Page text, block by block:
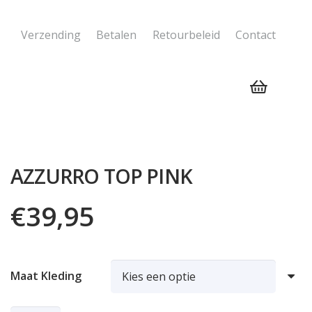
Verzending Betalen Retourbeleid Contact
AZZURRO TOP PINK
€39,95
Maat Kleding